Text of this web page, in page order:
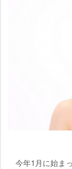
今年1月に始ま